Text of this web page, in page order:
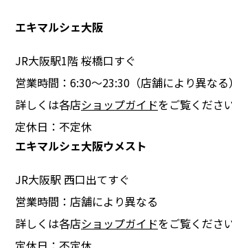
エキマルシェ大阪
JR大阪駅1階 桜橋口すぐ
営業時間：6:30〜23:30（店舗により異なる）
詳しくは各店ショップガイドをご覧ください
定休日：不定休
エキマルシェ大阪ウメスト
JR大阪駅 西口出てすぐ
営業時間：店舗により異なる
詳しくは各店ショップガイドをご覧ください